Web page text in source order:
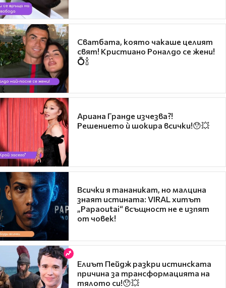
Сватбата, която чакаше целият
свят! Кристиано Роналдо се жени!
💍🍾
Ариана Гранде изчезва?!
Решението ѝ шокира всички!😯💥
Всички я тананикат, но малцина
знаят истината: VIRAL хитът
„Papaoutai“ всъщност не е изпят
от човек!
Елиът Пейдж разкри истинската
причина за трансформацията на
тялото си!😯💥